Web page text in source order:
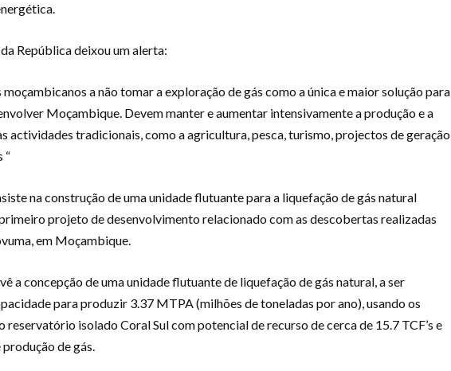
República deixou um alerta:
moçambicanos a não tomar a exploração de gás como a única e maior solução para
Moçambique. Devem manter e aumentar intensivamente a produção e a
actividades tradicionais, como a agricultura, pesca, turismo, projectos de geração
“
na construção de uma unidade flutuante para a liquefação de gás natural
projeto de desenvolvimento relacionado com as descobertas realizadas
em Moçambique.
a concepção de uma unidade flutuante de liquefação de gás natural, a ser
para produzir 3.37 MTPA (milhões de toneladas por ano), usando os
reservatório isolado Coral Sul com potencial de recurso de cerca de 15.7 TCF’s e
de gás.